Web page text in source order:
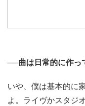
──曲は日常的に作っ
いや、僕は基本的に
よ。ライヴかスタジ